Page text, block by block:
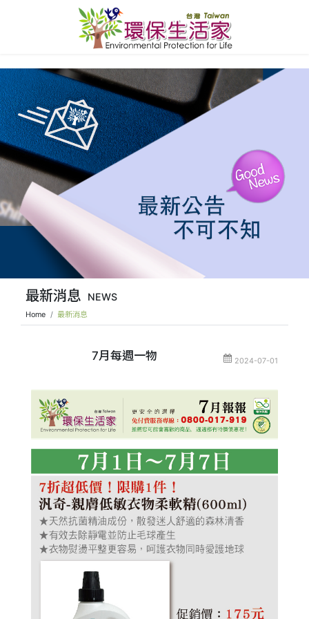
最新消息 NEWS
Home 最新消息
7月每週一物 2024-07-01